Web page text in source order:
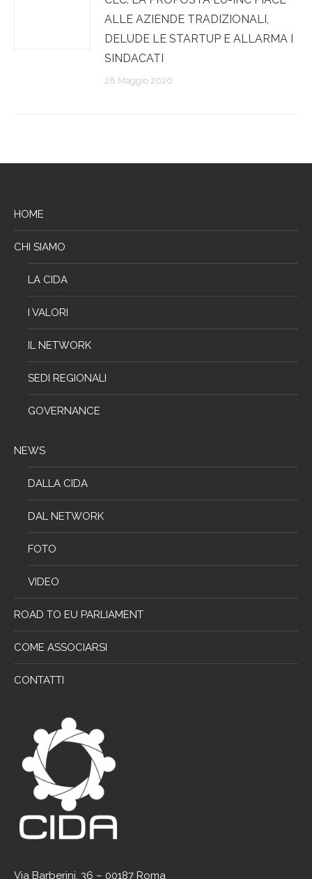
ALLE AZIENDE TRADIZIONALI,
DELUDE LE STARTUP E ALLARMA I
SINDACATI
28 Maggio 2026
HOME
CHI SIAMO
LA CIDA
I VALORI
IL NETWORK
SEDI REGIONALI
GOVERNANCE
NEWS
DALLA CIDA
DAL NETWORK
FOTO
VIDEO
ROAD TO EU PARLIAMENT
COME ASSOCIARSI
CONTATTI
Via Barberini, 36 – 00187 Roma